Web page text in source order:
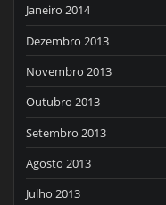
Janeiro 2014
Dezembro 2013
Novembro 2013
Outubro 2013
Setembro 2013
Agosto 2013
Julho 2013